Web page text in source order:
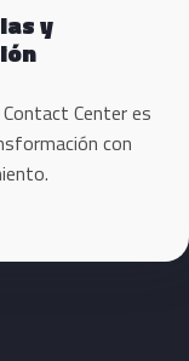
y
Center es
con